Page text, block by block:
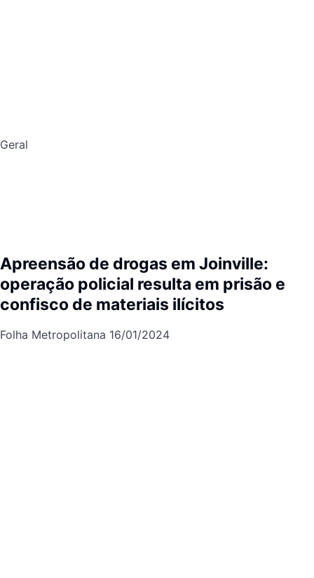
Geral
Apreensão de drogas em Joinville:
operação policial resulta em prisão e
confisco de materiais ilícitos
Folha Metropolitana 16/01/2024